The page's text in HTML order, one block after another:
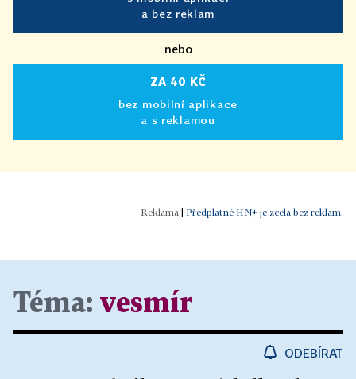
a bez reklam
nebo
ZA 40 KČ
bez mobilní aplikace
a s reklamou
Předplatné HN+ je zcela bez reklam.
Téma: vesmír
ODEBÍRAT